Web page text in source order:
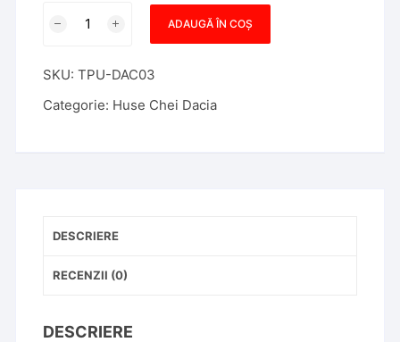
Dacia
Logan
Duster
ALBASTRA
ADAUGĂ ÎN COȘ
SKU:TPU-DAC03
Categorie: Huse Chei Dacia
DESCRIERE
RECENZII (0)
DESCRIERE